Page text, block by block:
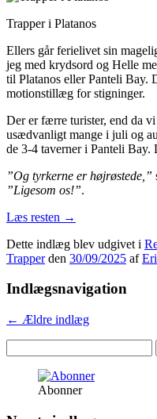
Trapper i Platanos
Ellers går ferielivet sin
jeg med krydsord og Helle
til Platanos eller Panteli Bay.
motionstillæg for stigninger.
Der er færre turister, end da
usædvanligt mange i juli og
de 3-4 taverner i Panteli
”Og tyrkerne er højrøstede, ”
”Ligesom os!”.
Læs resten →
Dette indlæg blev udgivet i
Trapperden 30/09/2025 af
Indlægsnavigation
← Ældre indlæg
efter:
Abonner